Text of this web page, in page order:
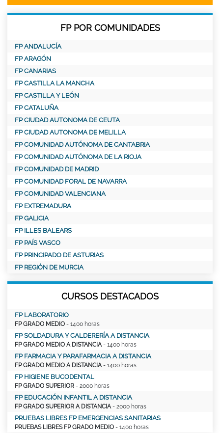
FP POR COMUNIDADES
FP ANDALUCÍA
FP ARAGÓN
FP CANARIAS
FP CASTILLA LA MANCHA
FP CASTILLA Y LEÓN
FP CATALUÑA
FP CIUDAD AUTONOMA DE CEUTA
FP CIUDAD AUTONOMA DE MELILLA
FP COMUNIDAD AUTÓNOMA DE CANTABRIA
FP COMUNIDAD AUTÓNOMA DE LA RIOJA
FP COMUNIDAD DE MADRID
FP COMUNIDAD FORAL DE NAVARRA
FP COMUNIDAD VALENCIANA
FP EXTREMADURA
FP GALICIA
FP ILLES BALEARS
FP PAÍS VASCO
FP PRINCIPADO DE ASTURIAS
FP REGIÓN DE MURCIA
CURSOS DESTACADOS
FP LABORATORIO
FP GRADO MEDIO - 1400 horas
FP SOLDADURA Y CALDERERÍA A DISTANCIA
FP GRADO MEDIO A DISTANCIA - 1400 horas
FP FARMACIA Y PARAFARMACIA A DISTANCIA
FP GRADO MEDIO A DISTANCIA - 1400 horas
FP HIGIENE BUCODENTAL
FP GRADO SUPERIOR - 2000 horas
FP EDUCACIÓN INFANTIL A DISTANCIA
FP GRADO SUPERIOR A DISTANCIA - 2000 horas
PRUEBAS LIBRES FP EMERGENCIAS SANITARIAS
PRUEBAS LIBRES FP GRADO MEDIO - 1400 horas